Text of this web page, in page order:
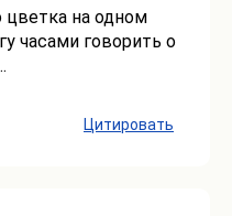
на одном
часами говорить о
Цитировать